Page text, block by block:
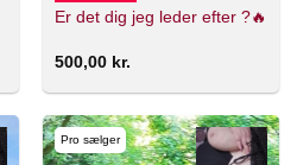
Er det dig jeg leder efter ?🔥
500,00 kr.
Pro sælger